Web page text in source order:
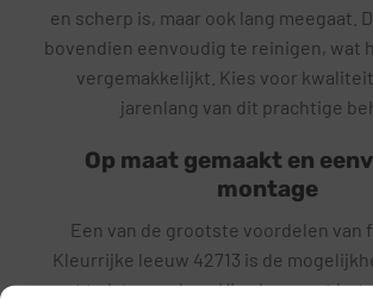
en scherp is, maar ook lang meegaat.
bovendien eenvoudig te reinigen, wat
vergemakkelijkt. Kies voor
jarenlang van dit prachtige
Op maat gemaakt en
montage
Een van de grootste voordelen van
Kleurrijke leeuw 42713 is de
maat te laten maken. Hierdoor past het